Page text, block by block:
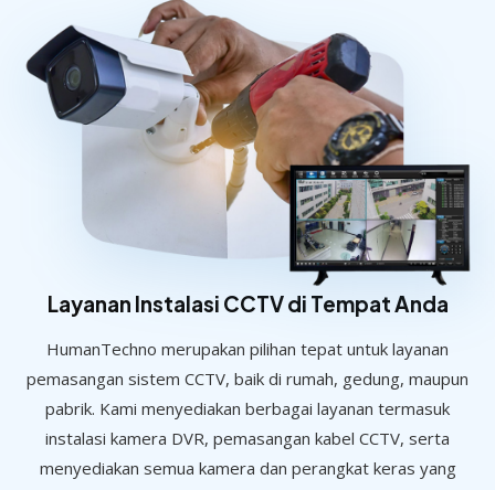
Layanan Instalasi CCTV di Tempat Anda
HumanTechno merupakan pilihan tepat untuk layanan
pemasangan sistem CCTV, baik di rumah, gedung, maupun
pabrik. Kami menyediakan berbagai layanan termasuk
instalasi kamera DVR, pemasangan kabel CCTV, serta
menyediakan semua kamera dan perangkat keras yang